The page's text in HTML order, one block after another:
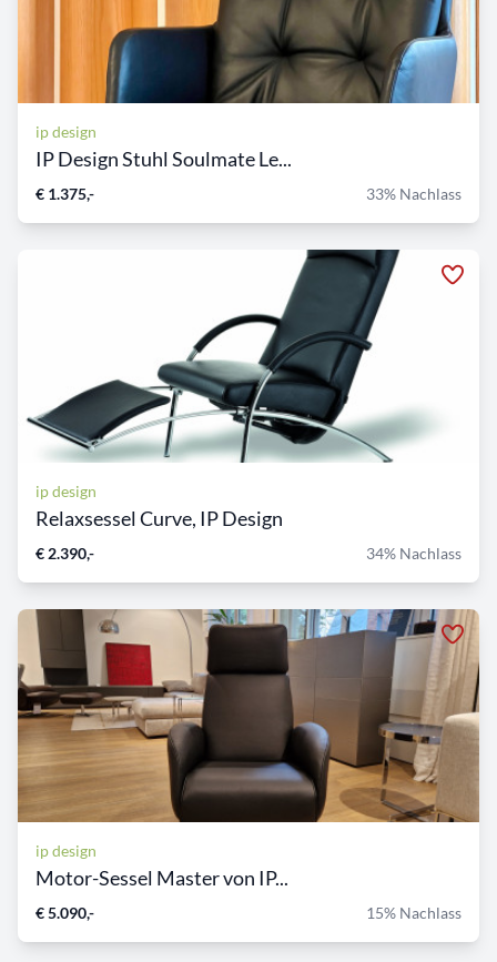
ip design
IP Design Stuhl Soulmate Le...
€ 1.375,- 33% Nachlass
ip design
Relaxsessel Curve, IP Design
€ 2.390,- 34% Nachlass
ip design
Motor-Sessel Master von IP...
€ 5.090,- 15% Nachlass